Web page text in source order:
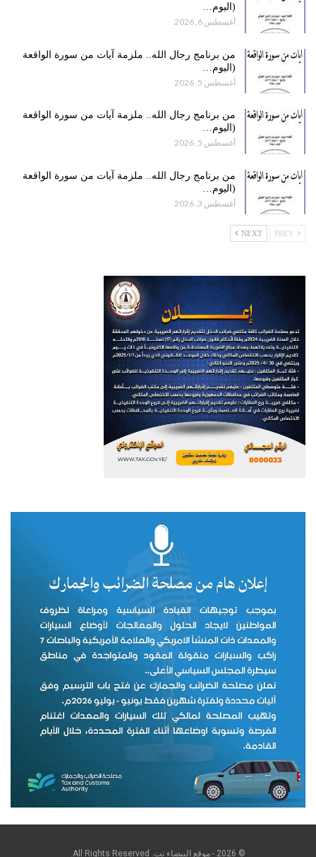
(اليوم…
أغسطس 6, 2026
من برنامج رجال الله.. ملزمة آيات من سورة الواقعة
(اليوم…
أغسطس 5, 2026
من برنامج رجال الله.. ملزمة آيات من سورة الواقعة
(اليوم…
أغسطس 5, 2026
من برنامج رجال الله.. ملزمة آيات من سورة الواقعة
(اليوم…
أغسطس 3, 2026
NEXT
© 2026 - موقع البيضاء نت. All Rights Reserved.